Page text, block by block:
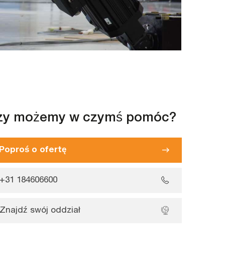
możemy w czymś pomóc?
o ofertę
+31 184606600
Znajdź swój oddział